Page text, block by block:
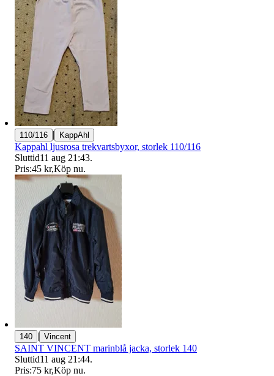
110/116 | KappAhl
Kappahl ljusrosa trekvartsbyxor, storlek 110/116
Sluttid11 aug 21:43.
Pris:45 kr,Köp nu.
140 | Vincent
SAINT VINCENT marinblå jacka, storlek 140
Sluttid11 aug 21:44.
Pris:75 kr,Köp nu.